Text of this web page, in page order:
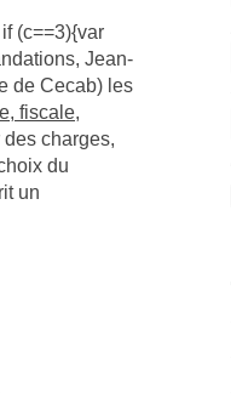
(c==3){var
Jean-
de Cecab) les
fiscale,
charges,
du
un